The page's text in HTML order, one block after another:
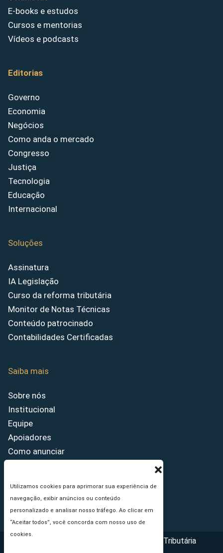
Utilizamos cookies para aprimorar sua experiência de
navegação, exibir anúncios ou conteúdo
personalizado e analisar nosso tráfego. Ao clicar em
“Aceitar todos”, você concorda com nosso uso de
cookies.
E-books e estudos
Cursos e mentorias
Vídeos e podcasts
Editorias
Governo
Economia
Negócios
Como anda o mercado
Congresso
Justiça
Tecnologia
Educação
Internacional
Soluções
Assinatura
IA Legislação
Curso da reforma tributária
Monitor de Notas Técnicas
Conteúdo patrocinado
Contabilidades Certificadas
Saiba mais
Sobre nós
Institucional
Equipe
Apoiadores
Como anunciar
Princípios Editoriais
Copyright © 2026 - Portal da Reforma Tributária